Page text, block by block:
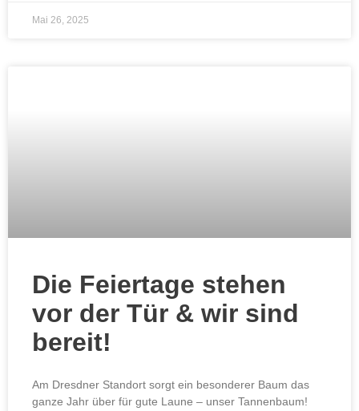
Mai 26, 2025
Die Feiertage stehen
vor der Tür & wir sind
bereit!
Am Dresdner Standort sorgt ein besonderer Baum das
ganze Jahr über für gute Laune – unser Tannenbaum!